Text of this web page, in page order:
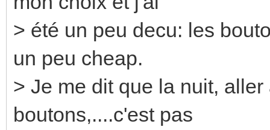
> été un peu decu: les
un peu cheap.
> Je me dit que la nuit,
boutons,....c'est pas